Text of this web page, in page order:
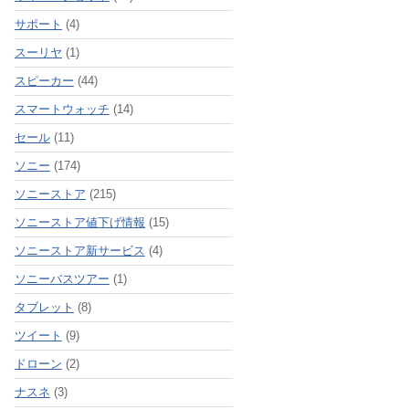
サポート (4)
スーリヤ (1)
スピーカー (44)
スマートウォッチ (14)
セール(11)
ソニー (174)
ソニーストア (215)
ソニーストア値下げ情報 (15)
ソニーストア新サービス (4)
ソニーバスツアー (1)
タブレット (8)
ツイート (9)
ドローン (2)
ナスネ (3)